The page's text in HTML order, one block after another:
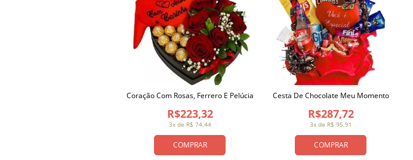
COMPRAR
3x de R$ 74,44
R$223,32
Coração Com Rosas, Ferrero E Pelúcia
COMPRAR
3x de R$ 95,91
R$287,72
Cesta De Chocolate Meu Momento